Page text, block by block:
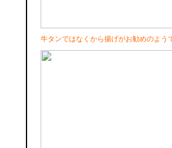
牛タンではなくから揚げがお勧めのよう